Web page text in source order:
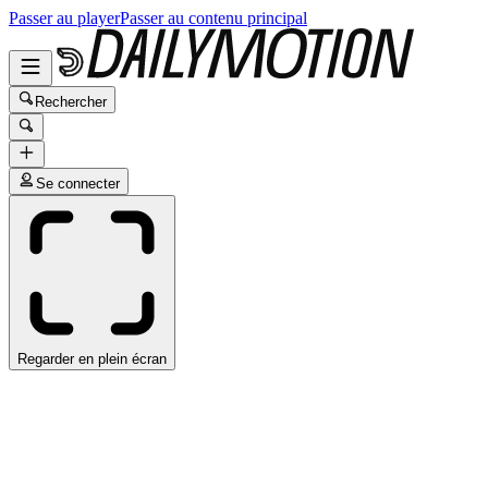
Passer au playerPasser au contenu principal
Rechercher
Se connecter
Regarder en plein écran